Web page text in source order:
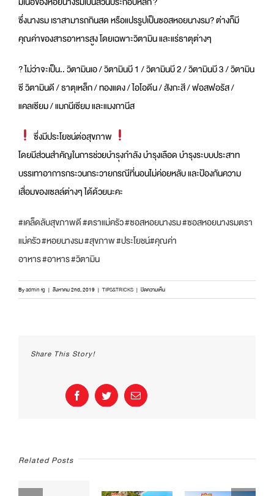
ซึ่งนางรม เราสามารถกินสด หรือแปรรูปเป็นซอสหอยนางรม?ต่างก็มี
คุณค่าของสารอาหารสูง โดยเฉพาะวิตามิน และแร่ธาตุต่างๆ
?ไม่ว่าจะเป็น.. วิตามินเอ / วิตามินบี 1 / วิตามินบี 2 / วิตามินบี 3 / วิตามิน
ซี วิตามินดี / ธาตุเหล็ก / ทองแดง / ไอโอดีน / สังกะสี / ฟอสฟอรัส /
แคลเซียม / แมกนีเซียม และแมงกานีส
ซึ่งมีประโยชน์ต่อสุขภาพ
โดยมีส่วนสำคัญในการช่วยบำรุงกำลัง บำรุงเลือด บำรุงระบบประสาท
บรรเทาอาการกระวนกระวายกรณีที่นอนไม่ค่อยหลับ และป้องกันความ
เสื่อมของเซลล์ต่างๆ ได้ด้วยนะคะ
#เคล็ดลับสุขภาพดี#ตราแม่ครัว#ซอสหอยนางรม#ซอสหอยนางรมตรา
แม่ครัว#หอยนางรม#สุขภาพ#ประโยชน์#คุณค่า
อาหาร#อาหาร#วิตามิน
Byadmin fg | สิงหาคม 2nd, 2019 | TIPS&TRICKS | ปิดความเห็นบน
ประโยชน์
Share This Story!
FacebookTwitterEmail
Related Posts